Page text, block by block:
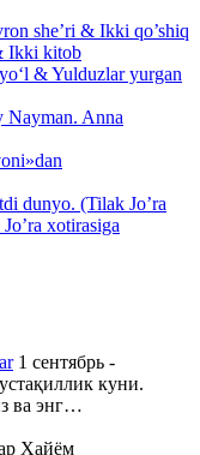
she’ri & Ikki qo’shiq
Ikki kitob
& Yulduzlar yurgan
Nayman. Anna
dunyo. (Tilak Jo’ra
xotirasiga
1 сентябрь -
куни.
ва энг…
Хайём